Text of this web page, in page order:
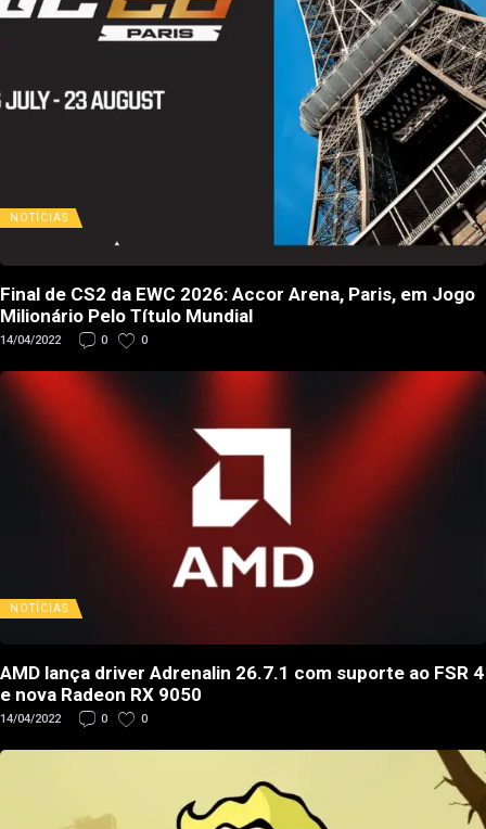
NOTÍCIAS
Final de CS2 da EWC 2026: Accor Arena, Paris, em Jogo
Milionário Pelo Título Mundial
14/04/2022 0 0
NOTÍCIAS
AMD lança driver Adrenalin 26.7.1 com suporte ao FSR 4
e nova Radeon RX 9050
14/04/2022 0 0